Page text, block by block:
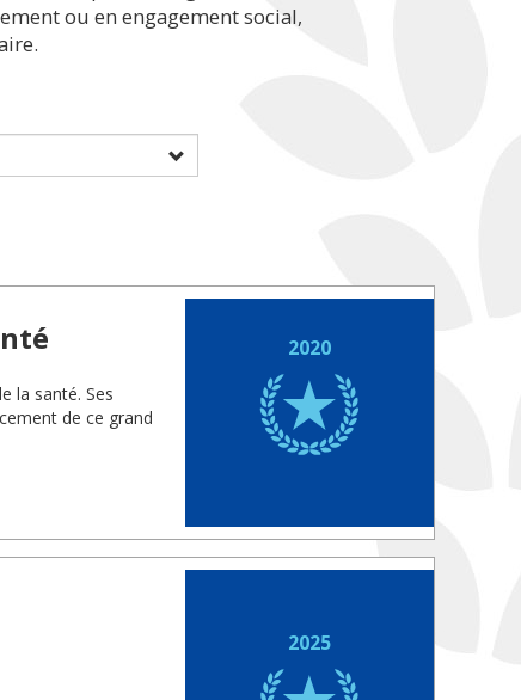
ou en engagement social,
la santé. Ses
de ce grand
2020
2025